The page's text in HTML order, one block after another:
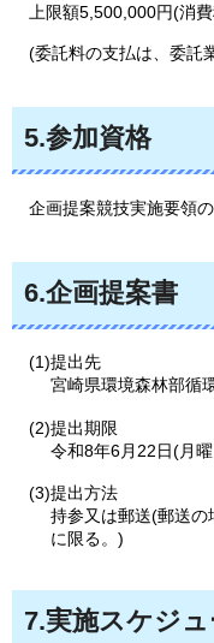
上限額5,500,000円(消
(委託料の支払は、委託
5.参加資格
企画提案競技実施要領
6.企画提案書
(1)提出先
宮崎県環境森林部循
(2)提出期限
令和8年6月22日(月
(3)提出方法
持参又は郵送(郵送
に限る。)
7.実施スケジ